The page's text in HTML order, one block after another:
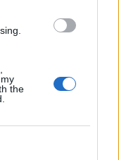
the
- Την